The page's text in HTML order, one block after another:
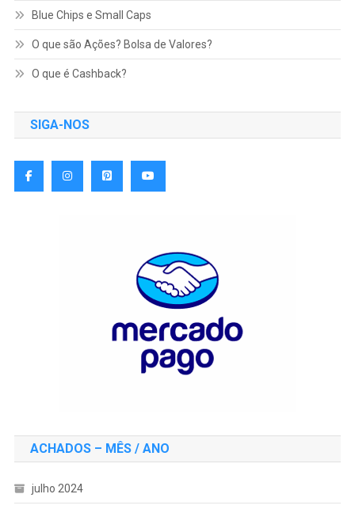
Blue Chips e Small Caps
O que são Ações? Bolsa de Valores?
O que é Cashback?
SIGA-NOS
ACHADOS – MÊS / ANO
julho 2024